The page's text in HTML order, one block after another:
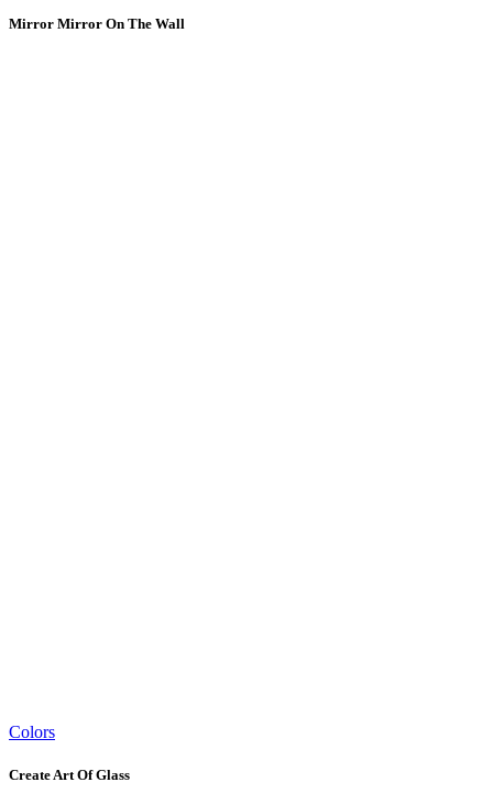
Mirror Mirror On The Wall
Colors
Create Art Of Glass